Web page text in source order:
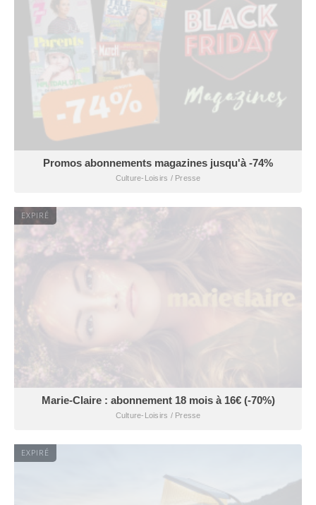
Promos abonnements magazines jusqu'à -74%
Culture-Loisirs / Presse
EXPIRÉ
Marie-Claire : abonnement 18 mois à 16€ (-70%)
Culture-Loisirs / Presse
EXPIRÉ